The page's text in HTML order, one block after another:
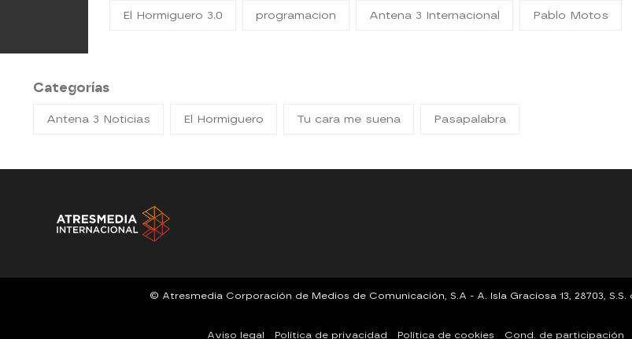
El Hormiguero 3.0 programacion Antena 3 Internacional Pablo Motos
Categorías
Antena 3 Noticias El Hormiguero Tu cara me suena Pasapalabra
© Atresmedia Corporación de Medios de Comunicación, S.A - A. Isla Graciosa 13, 28703,
Aviso legal Política de privacidad Política de cookies Cond. de participación